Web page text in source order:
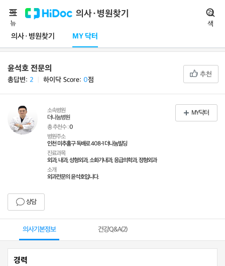
의사·병원찾기
의사·병원찾기 MY 닥터
메
뉴
검
색
윤석호 전문의
총답변: 2 하이닥 Score: 0점
추천
소속병원
더나눔병원
총 추천수 :0
병원주소
인천 미추홀구 독배로 408-1 더나눔빌딩
진료과목
외과, 내과, 성형외과, 소화기내과, 응급의학과, 정형외과
소개
외과전문의 윤석호입니다.
상담
MY닥터
의사기본정보 건강Q&A(2)
경력